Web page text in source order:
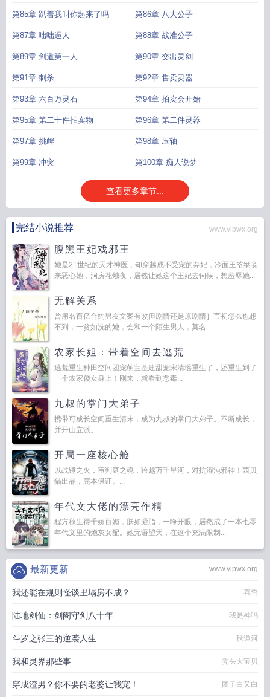
第85章 趴着我叫你起来了吗 第86章 八大公子
第87章 咄咄逼人 第88章 战准公子
第89章 剑道第一人 第90章 交出灵剑
第91章 刺杀 第92章 售卖灵器
第93章 六百万灵石 第94章 拍卖会开始
第95章 第二十件拍卖物 第96章 第二件灵器
第97章 挑衅 第98章 压轴
第99章 冲突 第100章 痴人说梦
查看更多章节...
完结小说推荐 www.vipwx.org
腹黑王妃戏邪王
她是21世纪的天才神医，却穿越成不受宠的弃妃，冷面王爷纳妾
来恶心她，洞房花烛夜，居然让她这个王妃去伺候，想羞辱她...
无解关系
曾用名百亿合约男友文案有改但剧情还是原剧情］言初怎么也想
不到，一贫如洗的她，会和一个陌生男人，莫名...
农家长姐：带着空间去逃荒
逃荒重生种田空间团宠萌宝基建甜宠宋清瑶重生了，还重生到了
一个农家傻女身上！刚来，就看到恶毒...
九叔的掌门大弟子
携带可成长空间重生清末，成为九叔的掌门大弟子。不断成长，
并开山立派。...
开局一座核心舱
以战锤之火，审判庭之魂，跨越万千星河，对抗混沌邪神！西贝
猫出品，完本保证。...
年代文大佬的漂亮作精
程方秋生得千娇百媚，肤如凝脂，一睁开眼，居然成了一本七零
年代文里的炮灰女配。她无语望天，在这个充满限制...
www.vipwx.org
最新更新
我还能在规则怪谈里塌房不成？ 喜杳
陆地剑仙：剑阁守剑八十年 我是神吗
斗罗之张三的逆袭人生 秋道河
我和灵界那些事 秃头大宝贝
穿成渣男？你不要的老婆让我宠！ 团子白又白